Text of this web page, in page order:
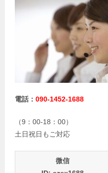
電話： 090-1452-1688
（9：00-18：00）
土日祝日もご対応
微信